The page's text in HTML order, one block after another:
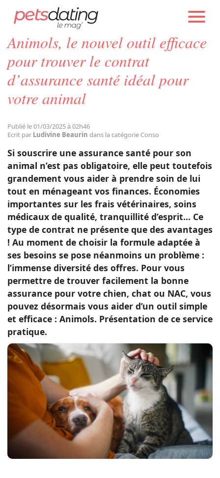
Chien
Chat
Tops
Sauvetages
Conso
PETS DATING ACTUALITÉS CONSO
Animols, le nouvel outil efficace
pour trouver le contrat
d’assurance santé idéal pour
votre animal
Publié le 01/03/2025 à 02h46
Ecrit par Ludivine Beaurin dans la catégorie Conso
Si souscrire une assurance santé pour son
animal n’est pas obligatoire, elle peut toutefois
grandement vous aider à prendre soin de lui
tout en ménageant vos finances. Économies
importantes sur les frais vétérinaires, soins
médicaux de qualité, tranquillité d’esprit… Ce
type de contrat ne présente que des avantages
! Au moment de choisir la formule adaptée à
ses besoins se pose néanmoins un problème :
l’immense diversité des offres. Pour vous
permettre de trouver facilement la bonne
assurance pour votre chien, chat ou NAC, vous
pouvez désormais vous aider d’un outil simple
et efficace : Animols. Présentation de ce service
pratique.